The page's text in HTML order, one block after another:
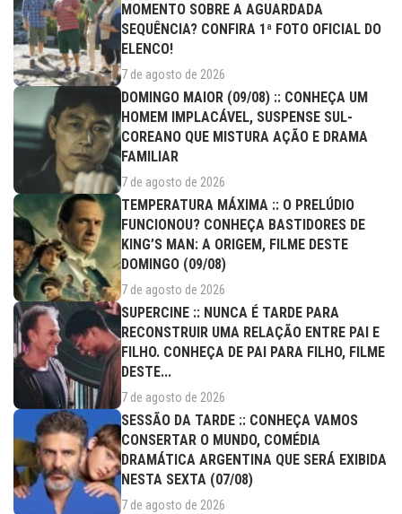
MOMENTO SOBRE A AGUARDADA
SEQUÊNCIA? CONFIRA 1ª FOTO OFICIAL DO
ELENCO!
7 de agosto de 2026
DOMINGO MAIOR (09/08) :: CONHEÇA UM
HOMEM IMPLACÁVEL, SUSPENSE SUL-
COREANO QUE MISTURA AÇÃO E DRAMA
FAMILIAR
7 de agosto de 2026
TEMPERATURA MÁXIMA :: O PRELÚDIO
FUNCIONOU? CONHEÇA BASTIDORES DE
KING’S MAN: A ORIGEM, FILME DESTE
DOMINGO (09/08)
7 de agosto de 2026
SUPERCINE :: NUNCA É TARDE PARA
RECONSTRUIR UMA RELAÇÃO ENTRE PAI E
FILHO. CONHEÇA DE PAI PARA FILHO, FILME
DESTE...
7 de agosto de 2026
SESSÃO DA TARDE :: CONHEÇA VAMOS
CONSERTAR O MUNDO, COMÉDIA
DRAMÁTICA ARGENTINA QUE SERÁ EXIBIDA
NESTA SEXTA (07/08)
7 de agosto de 2026